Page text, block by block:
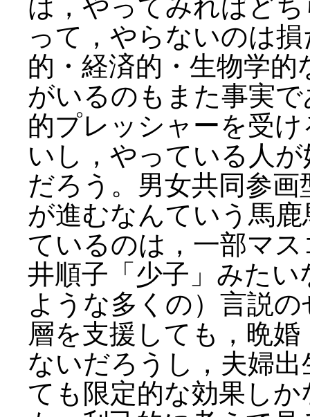
は，やってみればど
って，やらないのは
的・経済的・生物学
がいるのもまた事実
的プレッシャーを受
いし，やっている人
だろう。男女共同参
が進むなんていう馬
ているのは，一部マ
井順子「少子」みた
ような多くの）言説
層を支援しても，晩
ないだろうし，夫婦
ても限定的な効果し